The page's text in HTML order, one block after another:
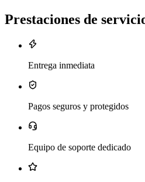
Prestaciones de
Entrega inmediata
Pagos seguros y protegidos
Equipo de soporte dedicado